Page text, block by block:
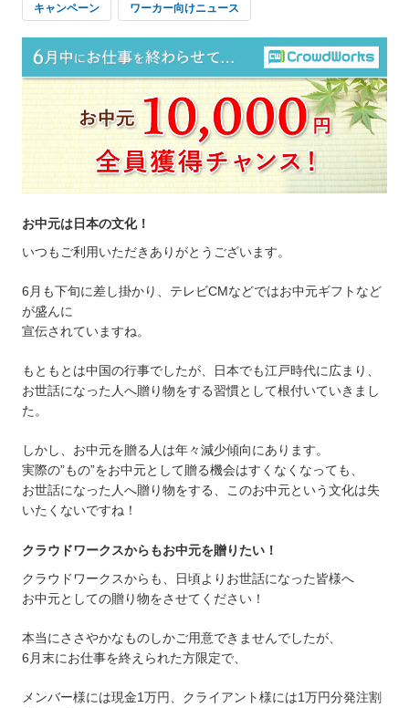
キャンペーン ワーカー向けニュース
お中元は日本の文化！
いつもご利用いただきありがとうございます。
6月も下旬に差し掛かり、テレビCMなどではお中元ギフトなど
が盛んに
宣伝されていますね。
もともとは中国の行事でしたが、日本でも江戸時代に広まり、
お世話になった人へ贈り物をする習慣として根付いていきまし
た。
しかし、お中元を贈る人は年々減少傾向にあります。
実際の”もの”をお中元として贈る機会はすくなくなっても、
お世話になった人へ贈り物をする、このお中元という文化は失
いたくないですね！
クラウドワークスからもお中元を贈りたい！
クラウドワークスからも、日頃よりお世話になった皆様へ
お中元としての贈り物をさせてください！
本当にささやかなものしかご用意できませんでしたが、
6月末にお仕事を終えられた方限定で、
メンバー様には現金1万円、クライアント様には1万円分発注割